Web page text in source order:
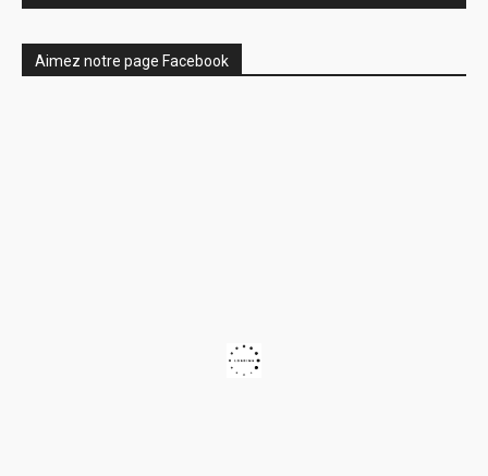
Aimez notre page Facebook